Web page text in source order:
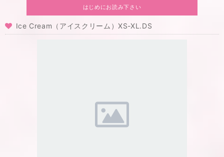
はじめにお読み下さい
Ice Cream（アイスクリーム）XS-XL.DS